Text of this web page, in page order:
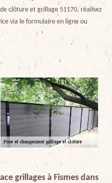
clôture et grillage 51170, réalisez
via le formulaire en ligne ou
grillages à Fismes dans